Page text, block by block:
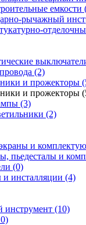
емкости
рычажный
(2)
и прожекторы
и прожекторы
(3)
(2)
и
пьедесталы и
(0)
и инсталляции (4)
инструмент (10)